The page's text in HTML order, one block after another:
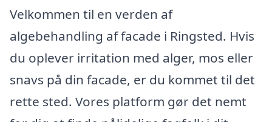
Velkommen til en verden af
algebehandling af facade i Ringsted. Hvis
du oplever irritation med alger, mos eller
snavs på din facade, er du kommet til det
rette sted. Vores platform gør det nemt